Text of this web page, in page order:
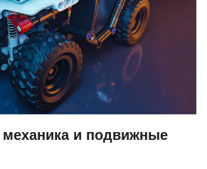
механика и подвижные